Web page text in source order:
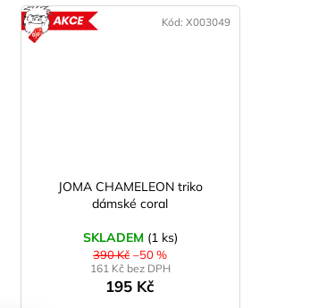
JOMA CHAMELEON triko
dámské coral
SKLADEM (1 ks)
390 Kč –50 %
161 Kč bez DPH
195 Kč
Kód: X003049